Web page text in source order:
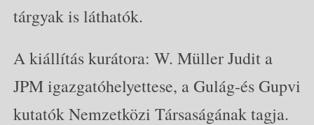
tárgyak is láthatók.
A kiállítás kurátora: W. Müller Judit a
JPM igazgatóhelyettese, a Gulág-és Gupvi
kutatók Nemzetközi Társaságának tagja.